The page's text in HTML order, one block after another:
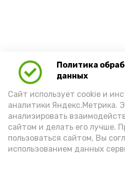
Политика
данных
Сайт использует cookie и
аналитики Яндекс.Метрика.
анализировать
сайтом и делать его лучше.
пользоваться сайтом, Вы
использованием данных
Новости